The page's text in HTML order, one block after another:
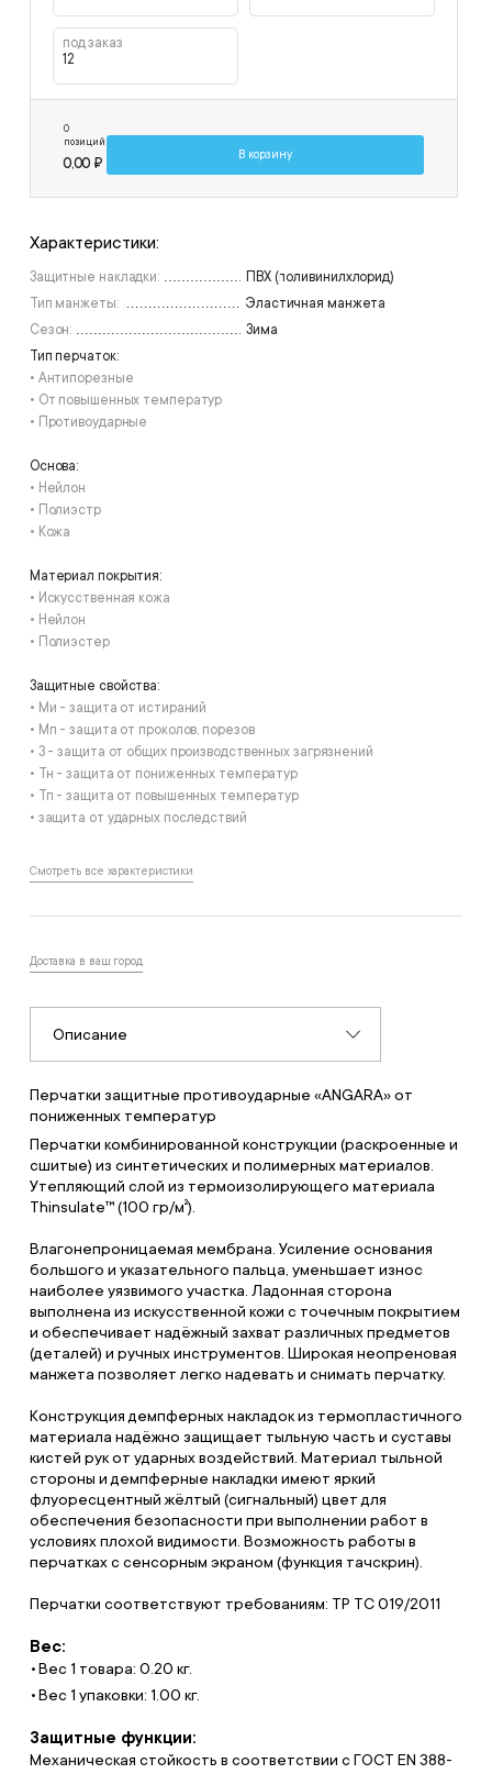
под заказ
12
0
позиций
0,00 ₽
В корзину
Характеристики:
Защитные накладки:
ПВХ (поливинилхлорид)
Тип манжеты:
Эластичная манжета
Сезон:
Зима
Тип перчаток:
• Антипорезные
• От повышенных температур
• Противоударные
Основа:
• Нейлон
• Полиэстр
• Кожа
Материал покрытия:
• Искусственная кожа
• Нейлон
• Полиэстер
Защитные свойства:
• Ми - защита от истираний
• Мп - защита от проколов, порезов
• З - защита от общих производственных загрязнений
• Тн - защита от пониженных температур
• Тп - защита от повышенных температур
• защита от ударных последствий
Смотреть все характеристики
Доставка в ваш город
Описание
Перчатки защитные противоударные «ANGARA» от
пониженных температур
Перчатки комбинированной конструкции (раскроенные и
сшитые) из синтетических и полимерных материалов.
Утепляющий слой из термоизолирующего материала
Thinsulate™ (100 гр/м²).
Влагонепроницаемая мембрана. Усиление основания
большого и указательного пальца, уменьшает износ
наиболее уязвимого участка. Ладонная сторона
выполнена из искусственной кожи с точечным покрытием
и обеспечивает надёжный захват различных предметов
(деталей) и ручных инструментов. Широкая неопреновая
манжета позволяет легко надевать и снимать перчатку.
Конструкция демпферных накладок из термопластичного
материала надёжно защищает тыльную часть и суставы
кистей рук от ударных воздействий. Материал тыльной
стороны и демпферные накладки имеют яркий
флуоресцентный жёлтый (сигнальный) цвет для
обеспечения безопасности при выполнении работ в
условиях плохой видимости. Возможность работы в
перчатках с сенсорным экраном (функция тачскрин).
Перчатки соответствуют требованиям: ТР ТС 019/2011
Вес:
Вес 1 товара: 0.20 кг.
Вес 1 упаковки: 1.00 кг.
Защитные функции:
Механическая стойкость в соответствии с ГОСТ EN 388-